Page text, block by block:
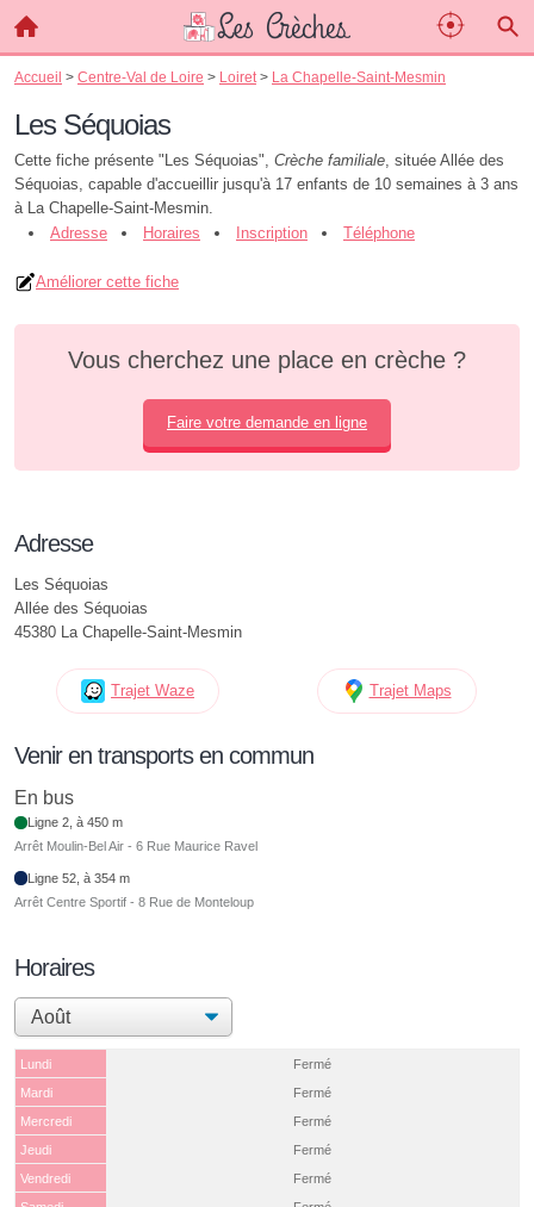
Accueil > Centre-Val de Loire > Loiret > La Chapelle-Saint-Mesmin
Les Séquoias
Cette fiche présente "Les Séquoias", Crèche familiale, située Allée des
Séquoias, capable d'accueillir jusqu'à 17 enfants de 10 semaines à 3 ans
à La Chapelle-Saint-Mesmin.
Adresse
Horaires Inscription Téléphone
Améliorer cette fiche
Vous cherchez une place en crèche ?
Faire votre demande en ligne
Adresse
Les Séquoias
Allée des Séquoias
45380 La Chapelle-Saint-Mesmin
Trajet Waze Trajet Maps
Venir en transports en commun
En bus
Ligne 2, à 450 m
Arrêt Moulin-Bel Air - 6 Rue Maurice Ravel
Ligne 52, à 354 m
Arrêt Centre Sportif - 8 Rue de Monteloup
Horaires
Lundi
Fermé
Mardi
Fermé
Mercredi
Fermé
Jeudi
Fermé
Vendredi
Fermé